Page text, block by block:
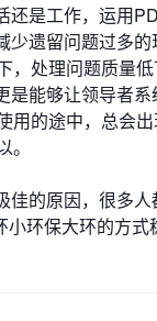
是工作，运用
遗留问题过多
处理问题质量
能够让领导者
的途中，总会
的原因，很多
环保大环的方